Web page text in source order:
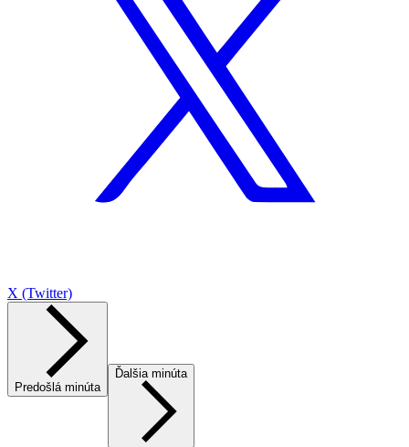
X (Twitter)
Predošlá minúta
Ďalšia minúta